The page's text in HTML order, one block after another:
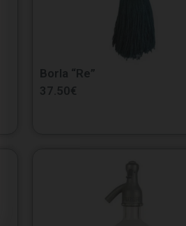
Borla “Re”
37.50€